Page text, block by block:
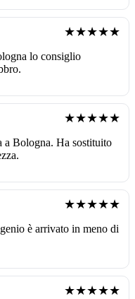
★★★★★
lo consiglio
★★★★★
a Bologna. Ha sostituito
★★★★★
è arrivato in meno di
★★★★★